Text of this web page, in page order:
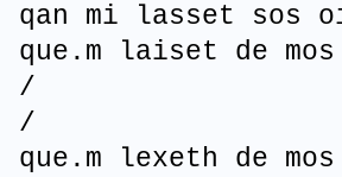
qan mi lasset sos
que.m laiset de
/
/
que.m lexeth de